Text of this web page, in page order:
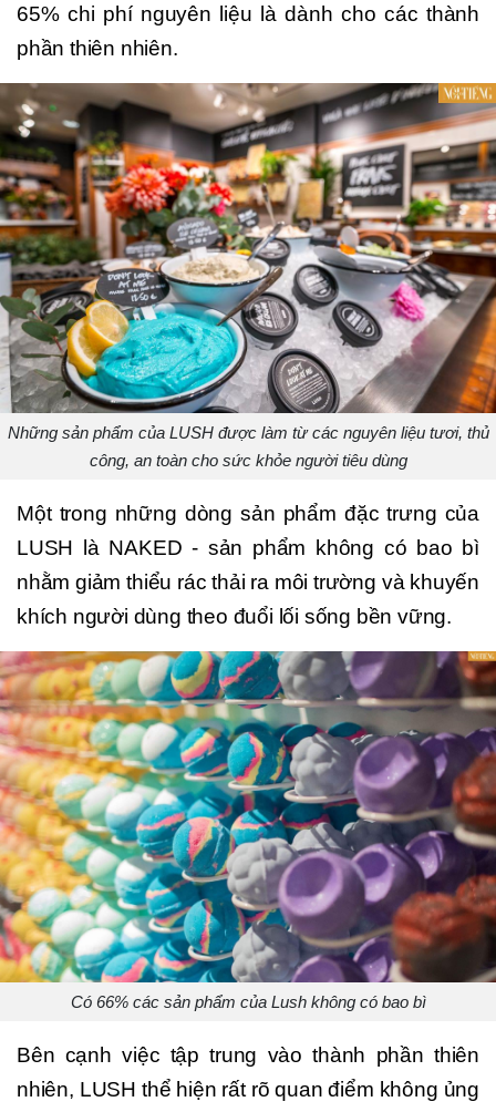
65% chi phí nguyên liệu là dành cho các thành
phần thiên nhiên.
Những sản phẩm của LUSH được làm từ các nguyên liệu tươi, thủ
công, an toàn cho sức khỏe người tiêu dùng
Một trong những dòng sản phẩm đặc trưng của
LUSH là NAKED - sản phẩm không có bao bì
nhằm giảm thiểu rác thải ra môi trường và khuyến
khích người dùng theo đuổi lối sống bền vững.
Có 66% các sản phẩm của Lush không có bao bì
Bên cạnh việc tập trung vào thành phần thiên
nhiên, LUSH thể hiện rất rõ quan điểm không ủng